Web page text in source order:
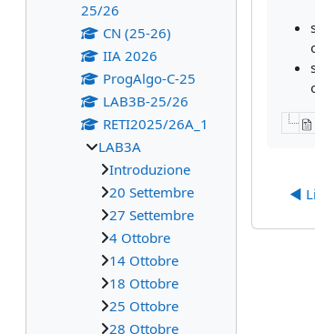
◀︎
25/26
CN (25-26)
IIA 2026
ProgAlgo-C-25
LAB3B-25/26
RETI2025/26A_1
LAB3A
Introduzione
20 Settembre
27 Settembre
4 Ottobre
14 Ottobre
18 Ottobre
25 Ottobre
28 Ottobre